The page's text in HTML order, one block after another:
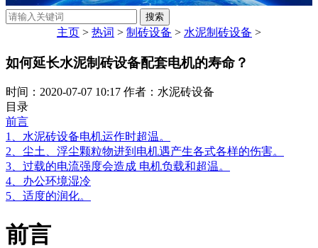
主页 > 热词 > 制砖设备 > 水泥制砖设备 >
如何延长水泥制砖设备配套电机的寿命？
时间：2020-07-07 10:17 作者：水泥砖设备
目录
前言
1、水泥砖设备电机运作时超温。
2、尘土、浮尘颗粒物进到电机遇产生各式各样的伤害。
3、过载的电流强度会造成 电机负载和超温。
4、办公环境湿冷
5、适度的润化。
前言